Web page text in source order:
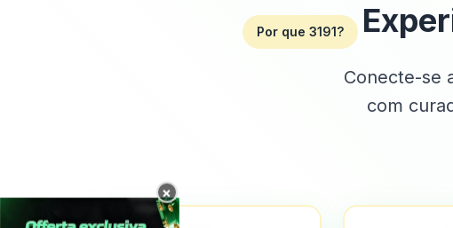
Por que 3191?
Conecte-se
com
×